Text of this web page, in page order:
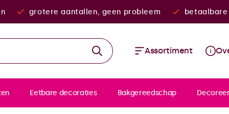
grotere aantallen, geen probleem
Assortiment
Eetbare decoraties Bakgereedschap